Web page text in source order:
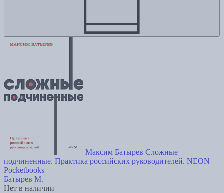
Максим Батырев Сложные
подчиненные. Практика российских руководителей. NEON
Pocketbooks
Батырев М.
Нет в наличии